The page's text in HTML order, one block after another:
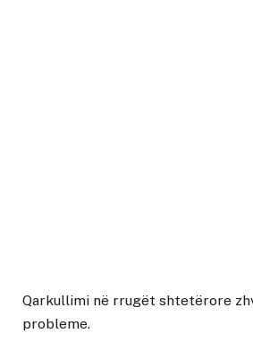
Qarkullimi në rrugët shtetërore
probleme.